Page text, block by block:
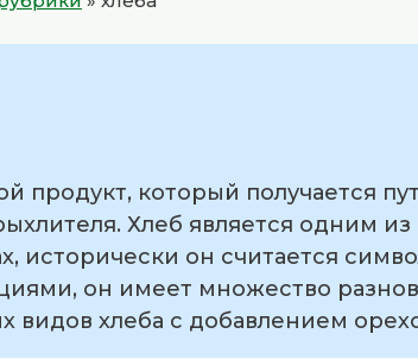
продукт, который получается
Хлеб является одним
исторически он считается
он имеет множество
видов хлеба с добавлением